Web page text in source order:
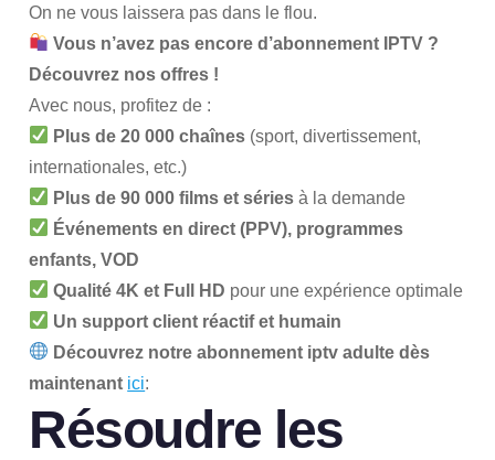
On ne vous laissera pas dans le flou.
Vous n’avez pas encore d’abonnement IPTV ?
Découvrez nos offres !
Avec nous, profitez de :
Plus de 20 000 chaînes (sport, divertissement,
internationales, etc.)
Plus de 90 000 films et séries à la demande
Événements en direct (PPV), programmes
enfants, VOD
Qualité 4K et Full HD pour une expérience optimale
Un support client réactif et humain
Découvrez notre abonnement iptv adulte dès
maintenant ici:
Résoudre les